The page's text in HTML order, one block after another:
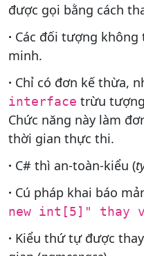
được gọi bằng cách
· Các đối tượng
minh.
· Chỉ có đơn kế thừa,
interface trừu
Chức năng này làm
thời gian thực thi.
· C# thì an-toàn-kiểu (
· Cú pháp khai báo
new int[5]" thay
· Kiểu thứ tự được